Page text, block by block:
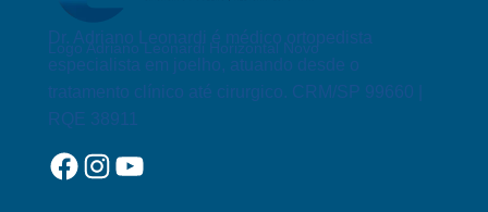
Logo Adriano Leonardi Horizontal Novo
Dr. Adriano Leonardi é médico ortopedista
especialista em joelho, atuando desde o
tratamento clínico até cirurgico. CRM/SP 99660 |
RQE 38911
Facebook
Instagram
YouTube